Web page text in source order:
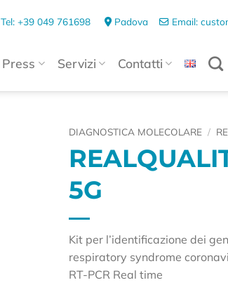
Tel: +39 049 761698 Padova Email:
Press Servizi Contatti
DIAGNOSTICA MOLECOLARE /
5G
Kit per l’identificazione dei
respiratory syndrome
RT-PCR Real time